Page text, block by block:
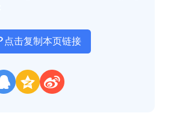
点击复制本页链接